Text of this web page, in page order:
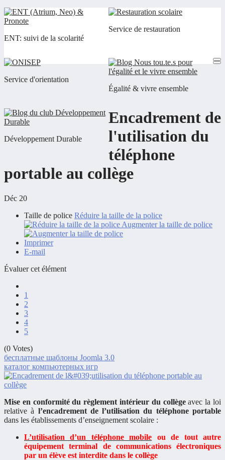
ENT: suivi de la scolarité
Service de restauration
Service d'orientation
Égalité & vivre ensemble
Développement Durable
Encadrement de
l'utilisation du
téléphone
portable au collège
Déc 20
Taille de police Réduire la taille de la police
Augmenter la taille de police
Imprimer
E-mail
Évaluer cet élément
1
2
3
4
5
(0 Votes)
бесплатные шаблоны Joomla 3.0
каталог компьютерных игр
Mise en conformité du règlement intérieur du collègeavec la loi
relative à l’encadrement de l’utilisation du téléphone portable
dans les établissements d’enseignement scolaire :
L’utilisation d’un téléphone mobile ou de tout autre
équipement terminal de communications électroniques
par un élève est interdite dans le collège